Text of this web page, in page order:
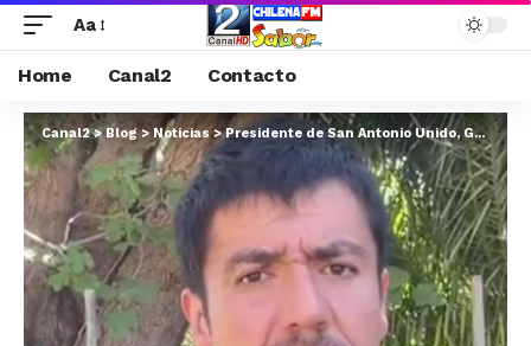
Aa
Home Canal2 Contacto
Canal2>Blog>Noticias>Presidente de San Antonio Unido, Guillermo Lee, mostro preocupacion respecto a la entrega del Estadio Municipal